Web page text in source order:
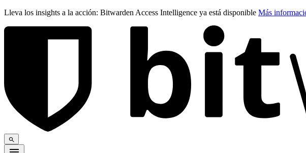
Lleva los insights a la acción: Bitwarden Access Intelligence ya está disponible Más